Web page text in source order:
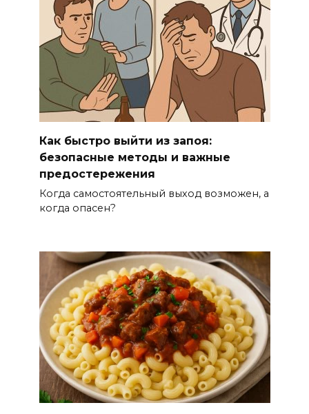
Как быстро выйти из запоя:
безопасные методы и важные
предостережения
Когда самостоятельный выход возможен, а
когда опасен?